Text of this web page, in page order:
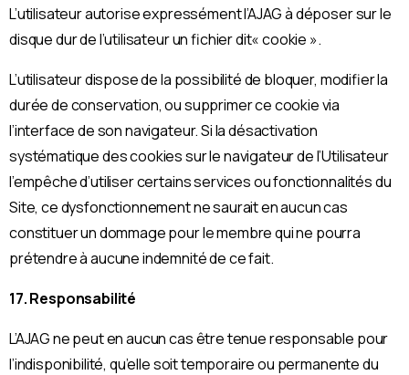
L’utilisateur autorise expressément l’AJAG à déposer sur le
disque dur de l’utilisateur un fichier dit« cookie ».
L’utilisateur dispose de la possibilité de bloquer, modifier la
durée de conservation, ou supprimer ce cookie via
l’interface de son navigateur. Si la désactivation
systématique des cookies sur le navigateur de l’Utilisateur
l’empêche d’utiliser certains services ou fonctionnalités du
Site, ce dysfonctionnement ne saurait en aucun cas
constituer un dommage pour le membre qui ne pourra
prétendre à aucune indemnité de ce fait.
17. Responsabilité
L’AJAG ne peut en aucun cas être tenue responsable pour
l’indisponibilité, qu’elle soit temporaire ou permanente du